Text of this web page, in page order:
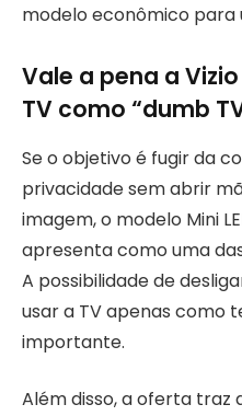
modelo econômico para
Vale a pena a
TV como “dumb
Se o objetivo é fugir da
privacidade sem abrir
imagem, o modelo Mini
apresenta como uma
A possibilidade de
usar a TV apenas como
importante.
Além disso, a oferta traz